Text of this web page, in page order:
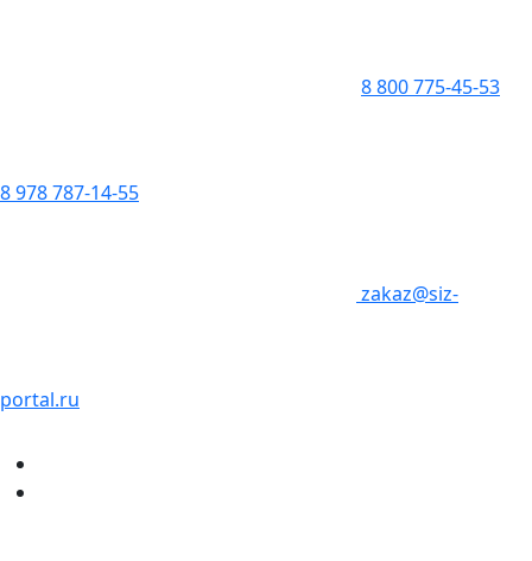
8 800 775-45-53
8 978 787-14-55
zakaz@siz-
portal.ru